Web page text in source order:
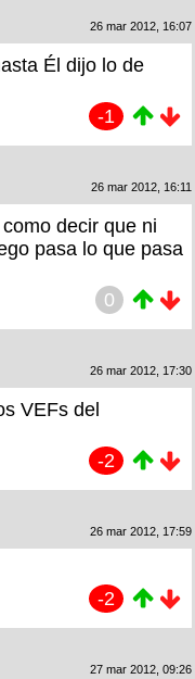
26 mar 2012, 16:07
Él dijo lo de
-1
26 mar 2012, 16:11
decir que ni
pasa lo que pasa
0
26 mar 2012, 17:30
VEFs del
-2
26 mar 2012, 17:59
-2
27 mar 2012, 09:26